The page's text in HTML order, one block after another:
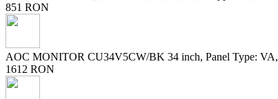
851 RON
AOC MONITOR CU34V5CW/BK 34 inch, Panel Type: VA,
1612 RON